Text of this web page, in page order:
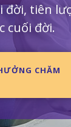
đời, tiên
cuối đời.
CHĂM